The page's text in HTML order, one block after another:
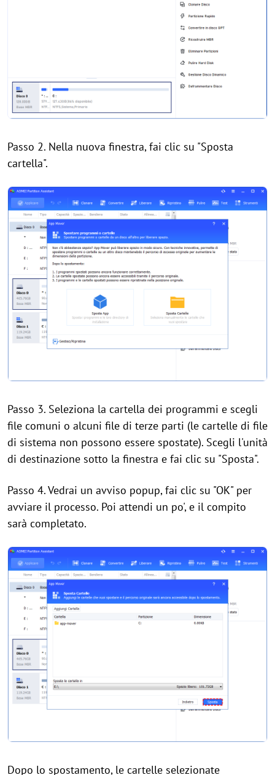
Passo 2. Nella nuova finestra, fai clic su "Sposta
cartella".
Passo 3. Seleziona la cartella dei programmi e scegli
file comuni o alcuni file di terze parti (le cartelle di file
di sistema non possono essere spostate). Scegli l'unità
di destinazione sotto la finestra e fai clic su "Sposta".
Passo 4. Vedrai un avviso popup, fai clic su "OK" per
avviare il processo. Poi attendi un po', e il compito
sarà completato.
Dopo lo spostamento, le cartelle selezionate